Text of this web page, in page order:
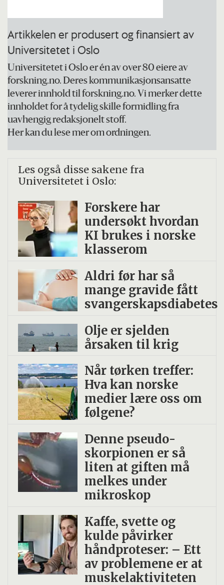
Artikkelen er produsert og finansiert av
Universitetet i Oslo
Universitetet i Oslo er én av over 80 eiere av
forskning.no. Deres kommunikasjonsansatte
leverer innhold til forskning.no. Vi merker dette
innholdet for å tydelig skille formidling fra
uavhengig redaksjonelt stoff.
Her kan du lese mer om ordningen.
Les også disse sakene fra
Universitetet i Oslo:
Forskere har
undersøkt hvordan
KI brukes i norske
klasserom
Aldri før har så
mange gravide fått
svangerskapsdiabetes
Olje er sjelden
årsaken til krig
Når tørken treffer:
Hva kan norske
medier lære oss om
følgene?
Denne pseudo­
skorpionen er så
liten at giften må
melkes under
mikroskop
Kaffe, svette og
kulde påvirker
håndproteser: – Ett
av problemene er at
muskelaktiviteten